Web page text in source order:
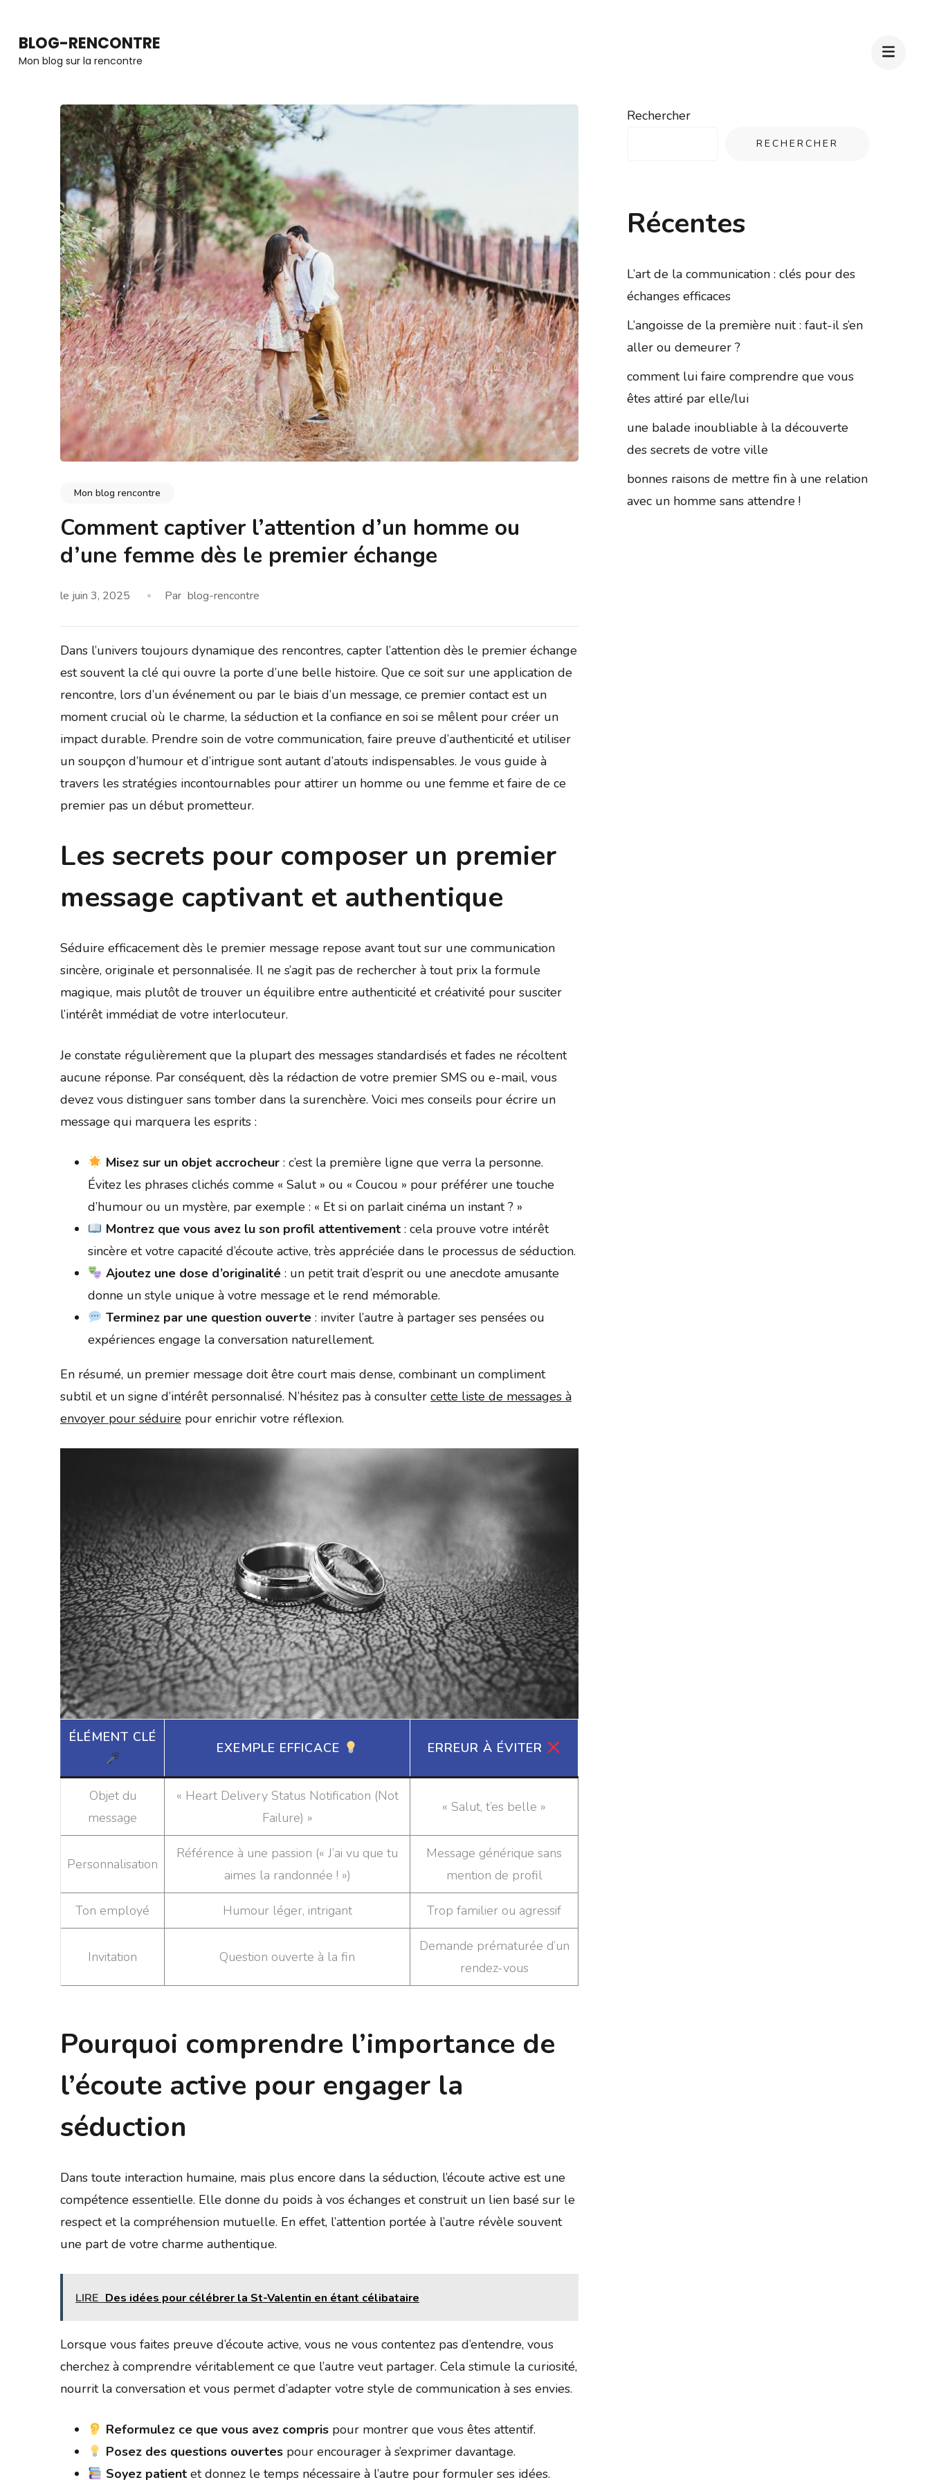
contenu
BLOG-RENCONTRE
Mon blog sur la rencontre
Mon blog rencontre
Comment captiver l’attention d’un homme ou
d’une femme dès le premier échange
le juin 3, 2025 Par blog-rencontre
Dans l’univers toujours dynamique des rencontres, capter l’attention dès le premier échange
est souvent la clé qui ouvre la porte d’une belle histoire. Que ce soit sur une application de
rencontre, lors d’un événement ou par le biais d’un message, ce premier contact est un
moment crucial où le charme, la séduction et la confiance en soi se mêlent pour créer un
impact durable. Prendre soin de votre communication, faire preuve d’authenticité et utiliser
un soupçon d’humour et d’intrigue sont autant d’atouts indispensables. Je vous guide à
travers les stratégies incontournables pour attirer un homme ou une femme et faire de ce
premier pas un début prometteur.
Les secrets pour composer un premier
message captivant et authentique
Séduire efficacement dès le premier message repose avant tout sur une communication
sincère, originale et personnalisée. Il ne s’agit pas de rechercher à tout prix la formule
magique, mais plutôt de trouver un équilibre entre authenticité et créativité pour susciter
l’intérêt immédiat de votre interlocuteur.
Je constate régulièrement que la plupart des messages standardisés et fades ne récoltent
aucune réponse. Par conséquent, dès la rédaction de votre premier SMS ou e-mail, vous
devez vous distinguer sans tomber dans la surenchère. Voici mes conseils pour écrire un
message qui marquera les esprits :
Misez sur un objet accrocheur: c’est la première ligne que verra la personne.
Évitez les phrases clichés comme « Salut » ou « Coucou » pour préférer une touche
d’humour ou un mystère, par exemple : « Et si on parlait cinéma un instant ? »
Montrez que vous avez lu son profil attentivement: cela prouve votre intérêt
sincère et votre capacité d’écoute active, très appréciée dans le processus de séduction.
Ajoutez une dose d’originalité: un petit trait d’esprit ou une anecdote amusante
donne un style unique à votre message et le rend mémorable.
Terminez par une question ouverte: inviter l’autre à partager ses pensées ou
expériences engage la conversation naturellement.
En résumé, un premier message doit être court mais dense, combinant un compliment
subtil et un signe d’intérêt personnalisé. N’hésitez pas à consulter cette liste de messages à
envoyer pour séduire pour enrichir votre réflexion.
ÉLÉMENT CLÉ
EXEMPLE EFFICACE ERREUR À ÉVITER
Objet du
message
« Heart Delivery Status Notification (Not
Failure) »
« Salut, t’es belle »
Personnalisation
Référence à une passion (« J’ai vu que tu
aimes la randonnée ! »)
Message générique sans
mention de profil
Ton employé Humour léger, intrigant Trop familier ou agressif
Invitation Question ouverte à la fin
Demande prématurée d’un
rendez-vous
Pourquoi comprendre l’importance de
l’écoute active pour engager la
séduction
Dans toute interaction humaine, mais plus encore dans la séduction, l’écoute active est une
compétence essentielle. Elle donne du poids à vos échanges et construit un lien basé sur le
respect et la compréhension mutuelle. En effet, l’attention portée à l’autre révèle souvent
une part de votre charme authentique.
LIRE Des idées pour célébrer la St-Valentin en étant célibataire
Lorsque vous faites preuve d’écoute active, vous ne vous contentez pas d’entendre, vous
cherchez à comprendre véritablement ce que l’autre veut partager. Cela stimule la curiosité,
nourrit la conversation et vous permet d’adapter votre style de communication à ses envies.
Reformulez ce que vous avez comprispour montrer que vous êtes attentif.
Posez des questions ouvertespour encourager à s’exprimer davantage.
Soyez patientet donnez le temps nécessaire à l’autre pour formuler ses idées.
Rechercher
RECHERCHER
Récentes
L’art de la communication : clés pour des
échanges efficaces
L’angoisse de la première nuit : faut-il s’en
aller ou demeurer ?
comment lui faire comprendre que vous
êtes attiré par elle/lui
une balade inoubliable à la découverte
des secrets de votre ville
bonnes raisons de mettre fin à une relation
avec un homme sans attendre !